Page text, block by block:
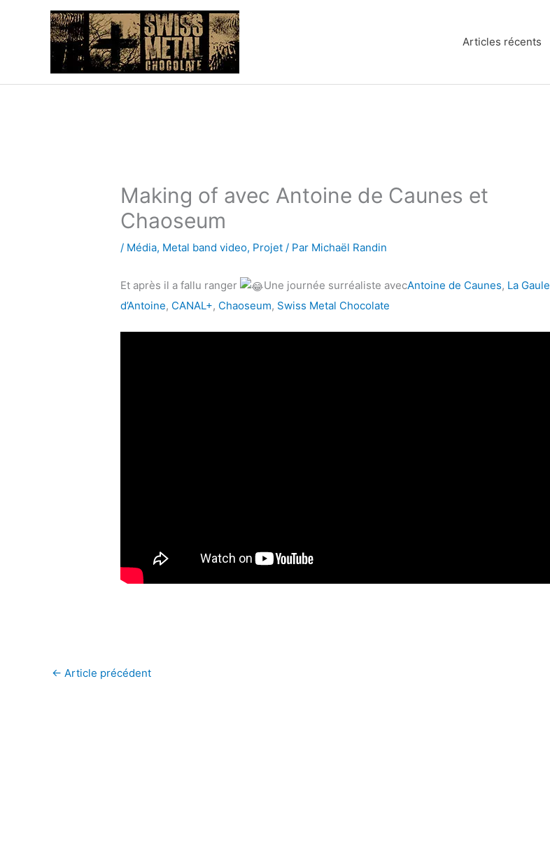
Articles récents
Making of avec Antoine de Caunes et
Chaoseum
/ Média, Metal band video, Projet / Par Michaël Randin
Et après il a fallu ranger Une journée surréaliste avecAntoine de Caunes, La Gaule
d’Antoine, CANAL+, Chaoseum, Swiss Metal Chocolate
← Article précédent